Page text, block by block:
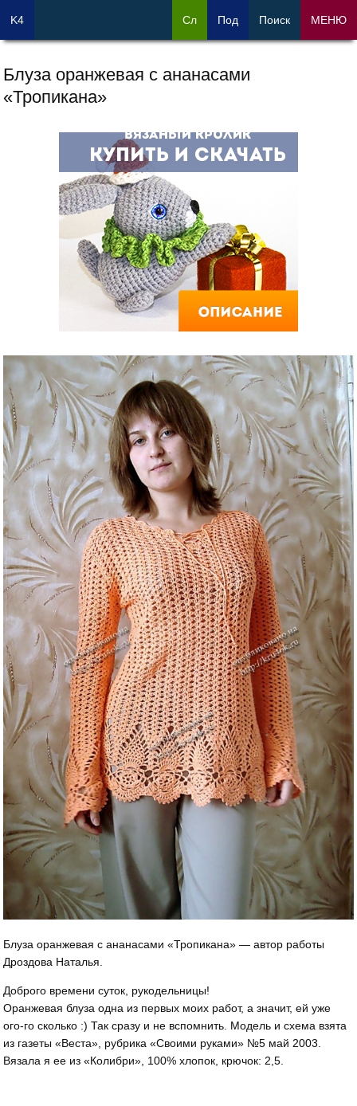
Блуза оранжевая с ананасами
«Тропикана»
Блуза оранжевая с ананасами «Тропикана» — автор работы
Дроздова Наталья.
Доброго времени суток, рукодельницы!
Оранжевая блуза одна из первых моих работ, а значит, ей уже
ого-го сколько :) Так сразу и не вспомнить. Модель и схема взята
из газеты «Веста», рубрика «Своими руками» №5 май 2003.
Вязала я ее из «Колибри», 100% хлопок, крючок: 2,5.
K4 Сл Под Поиск МЕНЮ